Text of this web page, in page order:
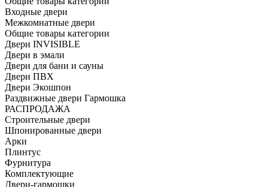
Входные двери
Межкомнатные двери
Общие товары категории
Двери INVISIBLE
Двери в эмали
Двери для бани и сауны
Двери ПВХ
Двери Экошпон
Раздвижные двери Гармошка
РАСПРОДАЖА
Строительные двери
Шпонированные двери
Арки
Плинтус
Фурнитура
Комплектующие
Двери-гармошки